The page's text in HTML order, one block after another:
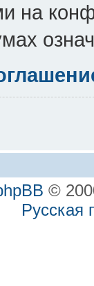
на
©
Русская